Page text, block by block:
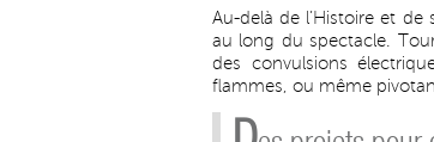
Au-delà de l’Histoire et
au long du spectacle.
des convulsions
flammes, ou même